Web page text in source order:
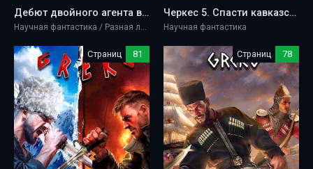
Дебют двойного агента в Стамбуле - Greko
Научная фантастика / Разная литература
Черкес 5. Спасти кавказского пленника - Greko
Научная фантастика
Страниц 81 Страниц 78